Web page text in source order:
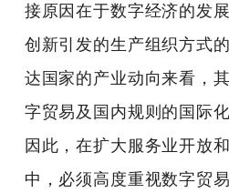
接原因在于数字经济的发
创新引发的生产组织方式
达国家的产业动向来看，
字贸易及国内规则的国际
因此，在扩大服务业开放
中，必须高度重视数字贸